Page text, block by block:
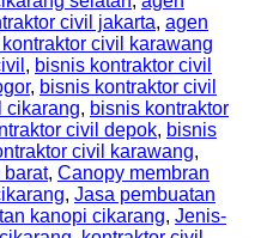
civil jakarta, agen
civil karawang
, bisnis kontraktor civil
, bisnis kontraktor civil
cikarang, bisnis kontraktor
civil depok, bisnis
civil karawang,
barat, Canopy membran
, Jasa pembuatan
kanopi cikarang, Jenis-